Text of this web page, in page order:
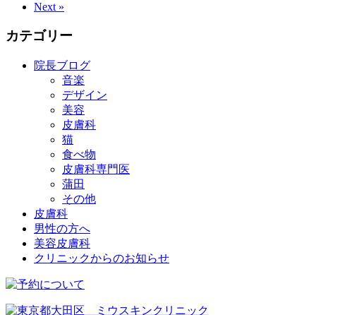
Next »
カテゴリー
院長ブログ
音楽
デザイン
美容
皮膚科
猫
食べ物
皮膚科専門医
蒲田
その他
皮膚科
男性の方へ
美容皮膚科
クリニックからのお知らせ